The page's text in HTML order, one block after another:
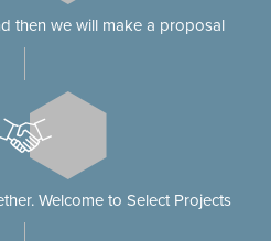
then we will make a proposal
Welcome to Select Projects